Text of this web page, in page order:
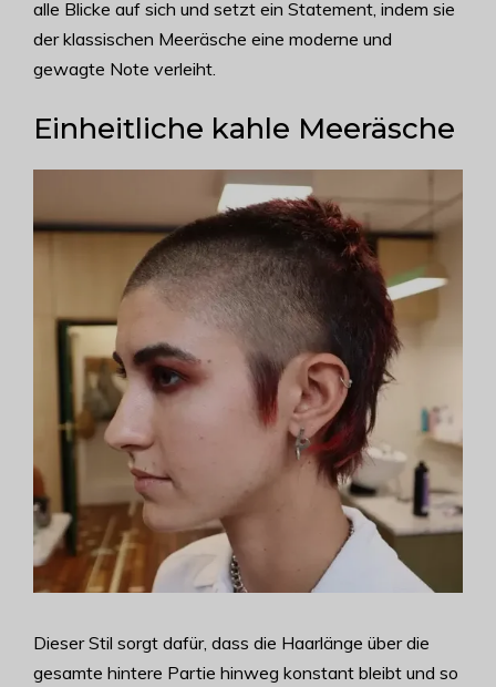
alle Blicke auf sich und setzt ein Statement, indem sie
der klassischen Meeräsche eine moderne und
gewagte Note verleiht.
Einheitliche kahle Meeräsche
Dieser Stil sorgt dafür, dass die Haarlänge über die
gesamte hintere Partie hinweg konstant bleibt und so